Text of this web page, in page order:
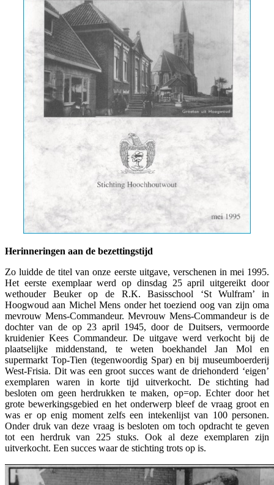
Herinneringen aan de bezettingstijd
Zo luidde de titel van onze eerste uitgave, verschenen in mei 1995.
Het eerste exemplaar werd op dinsdag 25 april uitgereikt door
wethouder Beuker op de R.K. Basisschool ‘St Wulfram’ in
Hoogwoud aan Michel Mens onder het toeziend oog van zijn oma
mevrouw Mens-Commandeur. Mevrouw Mens-Commandeur is de
dochter van de op 23 april 1945, door de Duitsers, vermoorde
kruidenier Kees Commandeur. De uitgave werd verkocht bij de
plaatselijke middenstand, te weten boekhandel Jan Mol en
supermarkt Top-Tien (tegenwoordig Spar) en bij museumboerderij
West-Frisia. Dit was een groot succes want de driehonderd ‘eigen’
exemplaren waren in korte tijd uitverkocht. De stichting had
besloten om geen herdrukken te maken, op=op. Echter door het
grote bewerkingsgebied en het onderwerp bleef de vraag groot en
was er op enig moment zelfs een intekenlijst van 100 personen.
Onder druk van deze vraag is besloten om toch opdracht te geven
tot een herdruk van 225 stuks. Ook al deze exemplaren zijn
uitverkocht. Een succes waar de stichting trots op is.